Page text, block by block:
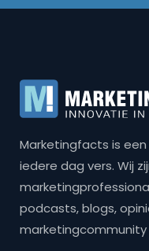
Marketingfacts is
iedere dag vers. Wij
podcasts, blogs,
marketingcommunity